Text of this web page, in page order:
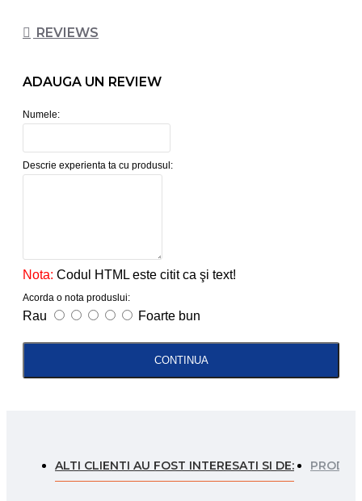
REVIEWS
ADAUGA UN REVIEW
Numele:
Descrie experienta ta cu produsul:
Nota: Codul HTML este citit ca şi text!
Acorda o nota produslui:
Rau Foarte bun
CONTINUA
ALTI CLIENTI AU FOST INTERESATI SI DE: